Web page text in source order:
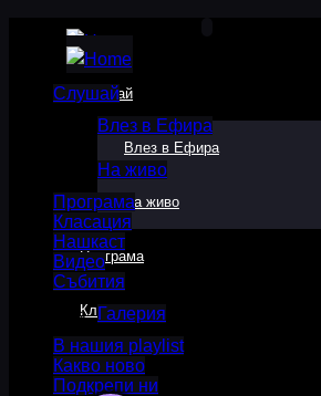
Слушай
Влез в Ефира
На живо
Програма
Класация
Нашкаст
Видео
Събития
Галерия
В нашия playlist
Какво ново
Подкрепи ни
Слушай
Влез в Ефира
На живо
Програма
Класация
Нашкаст